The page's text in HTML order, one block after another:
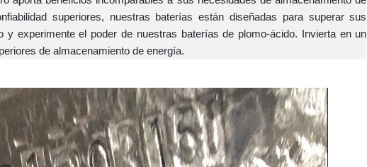
superiores, nuestras baterías están diseñadas para superar sus
experimente el poder de nuestras baterías de plomo-ácido. Invierta en un
de almacenamiento de energía.